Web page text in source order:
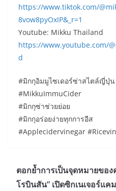
https://www.tiktok.com/
8vow8pyOxIP&_r=1
Youtube: Mikku Thailand
https://www.youtube.com/
d
#มิกกุอิมมูไซเดอร์ซ่าสไตล์ญี่ปุ่น
#MikkuImmuCider
#มิกกุซ่าช่วยย่อย
#มิกกุอร่อยง่ายทุกการอีส
#Applecidervinegar
ตอกย้ำการเป็นจุดหมายขอ
โรบินสัน” เปิดซิกเนเจอร์แ